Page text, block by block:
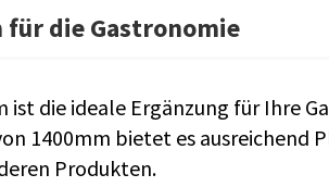
die Gastronomie
ist die ideale Ergänzung für Ihre
1400mm bietet es ausreichend
Produkten.